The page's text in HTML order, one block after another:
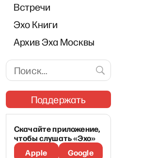
Встречи
Эхо Книги
Архив Эха Москвы
Поддержать
Скачайте приложение,
чтобы слушать «Эхо»
Apple
Google